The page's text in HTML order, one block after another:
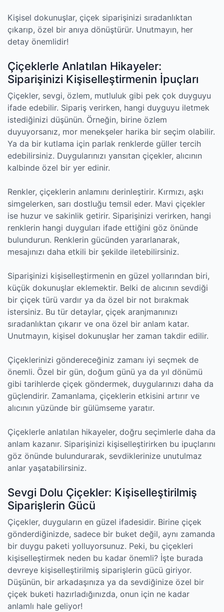
Kişisel dokunuşlar, çiçek siparişinizi sıradanlıktan
çıkarıp, özel bir anıya dönüştürür. Unutmayın, her
detay önemlidir!
Çiçeklerle Anlatılan Hikayeler:
Siparişinizi Kişiselleştirmenin İpuçları
Çiçekler, sevgi, özlem, mutluluk gibi pek çok duyguyu
ifade edebilir. Sipariş verirken, hangi duyguyu iletmek
istediğinizi düşünün. Örneğin, birine özlem
duyuyorsanız, mor menekşeler harika bir seçim olabilir.
Ya da bir kutlama için parlak renklerde güller tercih
edebilirsiniz. Duygularınızı yansıtan çiçekler, alıcının
kalbinde özel bir yer edinir.
Renkler, çiçeklerin anlamını derinleştirir. Kırmızı, aşkı
simgelerken, sarı dostluğu temsil eder. Mavi çiçekler
ise huzur ve sakinlik getirir. Siparişinizi verirken, hangi
renklerin hangi duyguları ifade ettiğini göz önünde
bulundurun. Renklerin gücünden yararlanarak,
mesajınızı daha etkili bir şekilde iletebilirsiniz.
Siparişinizi kişiselleştirmenin en güzel yollarından biri,
küçük dokunuşlar eklemektir. Belki de alıcının sevdiği
bir çiçek türü vardır ya da özel bir not bırakmak
istersiniz. Bu tür detaylar, çiçek aranjmanınızı
sıradanlıktan çıkarır ve ona özel bir anlam katar.
Unutmayın, kişisel dokunuşlar her zaman takdir edilir.
Çiçeklerinizi göndereceğiniz zamanı iyi seçmek de
önemli. Özel bir gün, doğum günü ya da yıl dönümü
gibi tarihlerde çiçek göndermek, duygularınızı daha da
güçlendirir. Zamanlama, çiçeklerin etkisini artırır ve
alıcının yüzünde bir gülümseme yaratır.
Çiçeklerle anlatılan hikayeler, doğru seçimlerle daha da
anlam kazanır. Siparişinizi kişiselleştirirken bu ipuçlarını
göz önünde bulundurarak, sevdiklerinize unutulmaz
anlar yaşatabilirsiniz.
Sevgi Dolu Çiçekler: Kişiselleştirilmiş
Siparişlerin Gücü
Çiçekler, duyguların en güzel ifadesidir. Birine çiçek
gönderdiğinizde, sadece bir buket değil, aynı zamanda
bir duygu paketi yolluyorsunuz. Peki, bu çiçekleri
kişiselleştirmek neden bu kadar önemli? İşte burada
devreye kişiselleştirilmiş siparişlerin gücü giriyor.
Düşünün, bir arkadaşınıza ya da sevdiğinize özel bir
çiçek buketi hazırladığınızda, onun için ne kadar
anlamlı hale geliyor!